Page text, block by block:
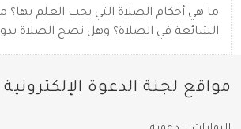
ما هي أحكام الصلاة التي يجب العلم بها؟
الشائعة في الصلاة؟ وهل تصح الصلاة
مواقع لجنة الدعوة الإلكترونية